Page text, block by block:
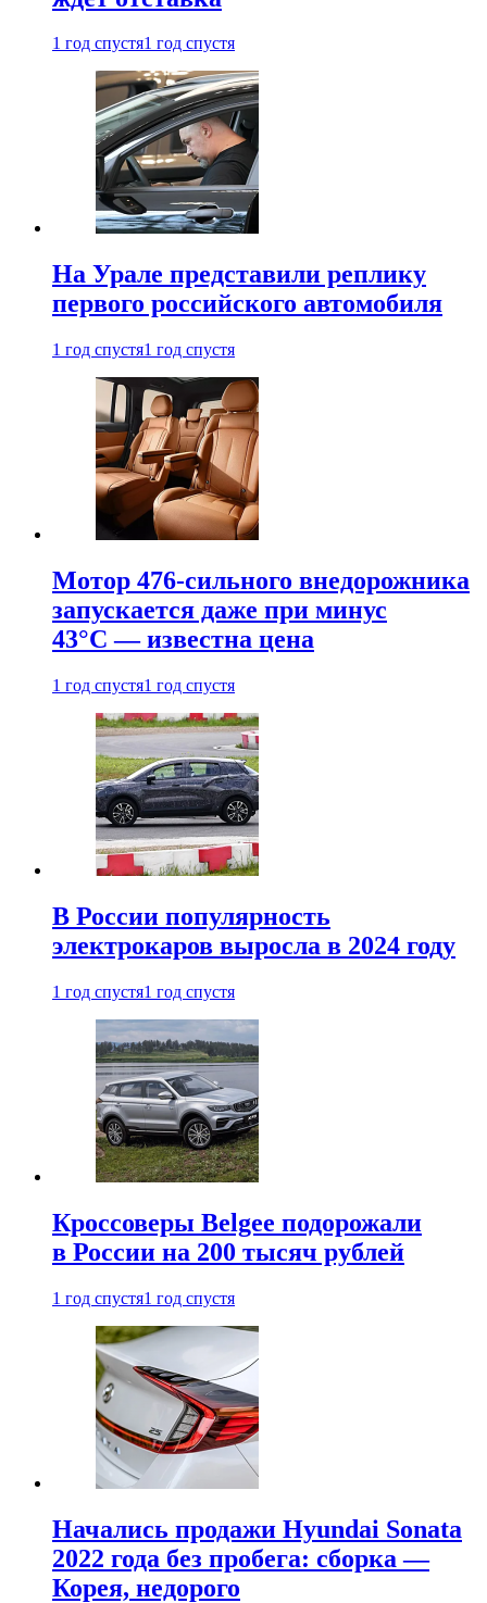
1 год спустя1 год спустя
На Урале представили реплику
первого российского автомобиля
1 год спустя1 год спустя
Мотор 476-сильного внедорожника
запускается даже при минус
43°С — известна цена
1 год спустя1 год спустя
В России популярность
электрокаров выросла в 2024 году
1 год спустя1 год спустя
Кроссоверы Belgee подорожали
в России на 200 тысяч рублей
1 год спустя1 год спустя
Начались продажи Hyundai Sonata
2022 года без пробега: сборка —
Корея, недорого